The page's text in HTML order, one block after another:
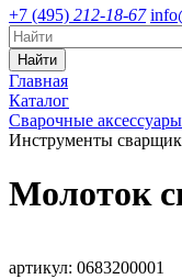
+7 (495) 212-18-67
Найти
Главная
Каталог
Сварочные
Инструменты
Молоток
артикул: 0683200001